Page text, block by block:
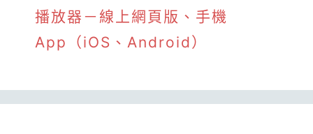
播放器－線上網頁版、手機
App（iOS、Android）